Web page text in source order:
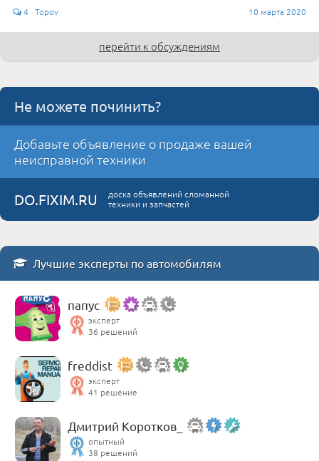
4 Topov 10 марта 2020
перейти к обсуждениям
Не можете починить?
Добавьте объявление о продаже вашей
неисправной техники
DO.FIXIM.RU
доска объявлений сломанной
техники и запчастей
Лучшие эксперты по автомобилям
папус
эксперт
36 решений
freddist
эксперт
41 решение
Дмитрий Коротков_
опытный
38 решений